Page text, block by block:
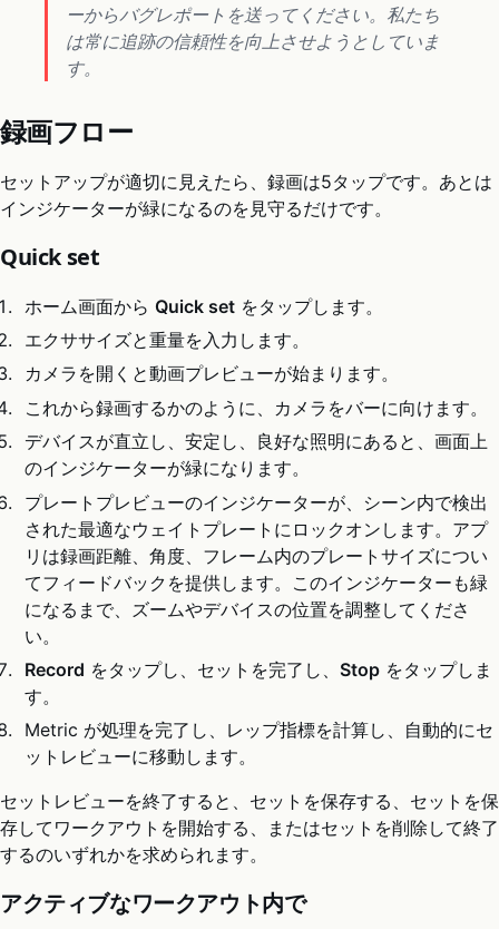
ーからバグレポートを送ってください。私たち
は常に追跡の信頼性を向上させようとしていま
す。
録画フロー
セットアップが適切に見えたら、録画は5タップです。あとは
インジケーターが緑になるのを見守るだけです。
Quick set
ホーム画面からQuick set をタップします。
エクササイズと重量を入力します。
カメラを開くと動画プレビューが始まります。
これから録画するかのように、カメラをバーに向けます。
デバイスが直立し、安定し、良好な照明にあると、画面上
のインジケーターが緑になります。
プレートプレビューのインジケーターが、シーン内で検出
された最適なウェイトプレートにロックオンします。アプ
リは録画距離、角度、フレーム内のプレートサイズについ
てフィードバックを提供します。このインジケーターも緑
になるまで、ズームやデバイスの位置を調整してくださ
い。
Record をタップし、セットを完了し、Stop をタップしま
す。
Metric が処理を完了し、レップ指標を計算し、自動的にセ
ットレビューに移動します。
セットレビューを終了すると、セットを保存する、セットを保
存してワークアウトを開始する、またはセットを削除して終了
するのいずれかを求められます。
アクティブなワークアウト内で